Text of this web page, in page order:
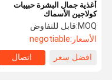
أغذية جمال البشرة حبيبات
كولاجين الأسماك
MOQ: قابل للتفاوض
الأسعار:negotiable
افضل سعر
اتصال